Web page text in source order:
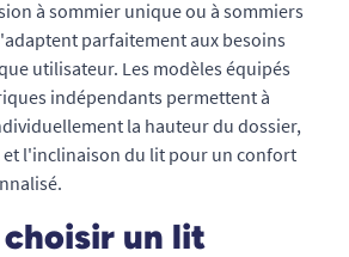
à sommier unique ou à sommiers
parfaitement aux besoins
utilisateur. Les modèles équipés
indépendants permettent à
la hauteur du dossier,
et l'inclinaison du lit pour un confort
un lit